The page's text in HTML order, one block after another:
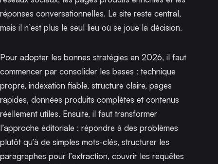
réponses conversationnelles. Le site reste central,
mais il n’est plus le seul lieu où se joue la décision.
Pour adopter les bonnes stratégies en 2026, il faut
commencer par consolider les bases : technique
propre, indexation fiable, structure claire, pages
rapides, données produits complètes et contenus
réellement utiles. Ensuite, il faut transformer
l’approche éditoriale : répondre à des problèmes
plutôt qu’à de simples mots-clés, structurer les
paragraphes pour l’extraction, couvrir les requêtes